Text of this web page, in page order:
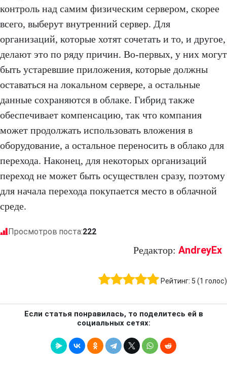
контроль над самим физическим сервером, скорее
всего, выберут внутренний сервер. Для
организаций, которые хотят сочетать и то, и другое,
делают это по ряду причин. Во-первых, у них могут
быть устаревшие приложения, которые должны
оставаться на локальном сервере, а остальные
данные сохраняются в облаке. Гибрид также
обеспечивает компенсацию, так что компания
может продолжать использовать вложения в
оборудование, а остальное переносить в облако для
перехода. Наконец, для некоторых организаций
переход не может быть осуществлен сразу, поэтому
для начала перехода покупается место в облачной
среде.
Просмотров поста:222
Редактор: AndreyEx
Рейтинг: 5 (1 голос)
Если статья понравилась, то поделитесь ей в
социальных сетях: